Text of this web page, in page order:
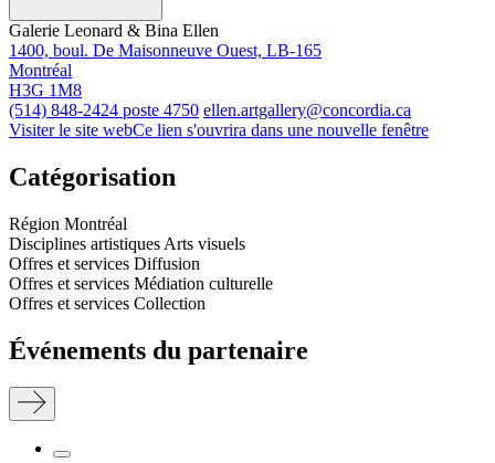
Galerie Leonard & Bina Ellen
1400, boul. De Maisonneuve Ouest, LB-165
Montréal
H3G 1M8
(514) 848-2424 poste 4750 ellen.artgallery@concordia.ca
Visiter le site webCe lien s'ouvrira dans une nouvelle fenêtre
Catégorisation
Région Montréal
Disciplines artistiques Arts visuels
Offres et services Diffusion
Offres et services Médiation culturelle
Offres et services Collection
Événements du partenaire